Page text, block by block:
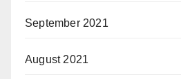
September 2021
August 2021